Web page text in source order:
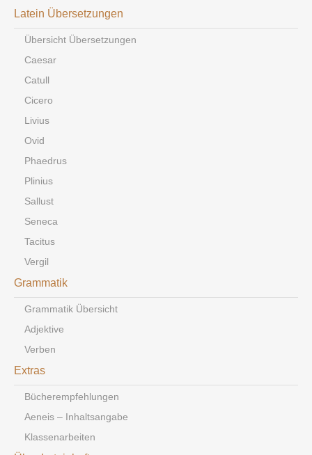
Latein Übersetzungen
Übersicht Übersetzungen
Caesar
Catull
Cicero
Livius
Ovid
Phaedrus
Plinius
Sallust
Seneca
Tacitus
Vergil
Grammatik
Grammatik Übersicht
Adjektive
Verben
Extras
Bücherempfehlungen
Aeneis – Inhaltsangabe
Klassenarbeiten